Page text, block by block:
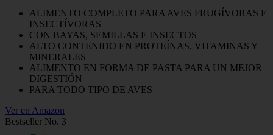
ALIMENTO COMPLETO PARA AVES FRUGÍVORAS E
INSECTÍVORAS
CON BAYAS, SEMILLAS E INSECTOS
ALTO CONTENIDO EN PROTEÍNAS, VITAMINAS Y
MINERALES
ALIMENTO EN FORMA DE PASTA PARA UN MEJOR
DIGESTIÓN
PARA TODO TIPO DE AVES
Ver en Amazon
Bestseller No. 3